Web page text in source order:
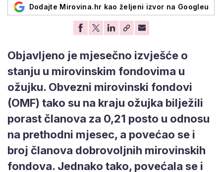
Dodajte Mirovina.hr kao željeni izvor na Googleu
Objavljeno je mjesečno izvješće o
stanju u mirovinskim fondovima u
ožujku. Obvezni mirovinski fondovi
(OMF) tako su na kraju ožujka bilježili
porast članova za 0,21 posto u odnosu
na prethodni mjesec, a povećao se i
broj članova dobrovoljnih mirovinskih
fondova. Jednako tako, povećala se i